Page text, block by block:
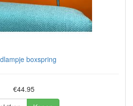
boxspring
€44.95